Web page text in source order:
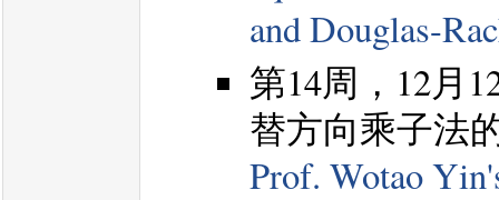
and Douglas-
第14周，12月
替方向乘子法
Prof. Wotao